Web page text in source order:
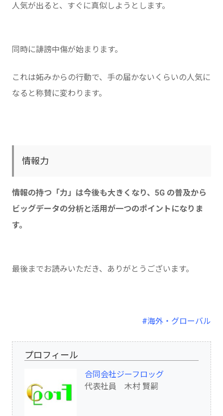
人気が出ると、すぐに真似しようとします。
同時に誹謗中傷が始まります。
これは妬みからの行動で、手の届かないくらいの人気に
なると称賛に変わります。
情報力
情報の持つ「力」は今後も大きくなり、5G の普及から
ビッグデータの分析と活用が一つのポイントになりま
す。
最後までお読みいただき、ありがとうございます。
#海外・グローバル
プロフィール
合同会社ジーフロッグ
代表社員 木村 賢嗣